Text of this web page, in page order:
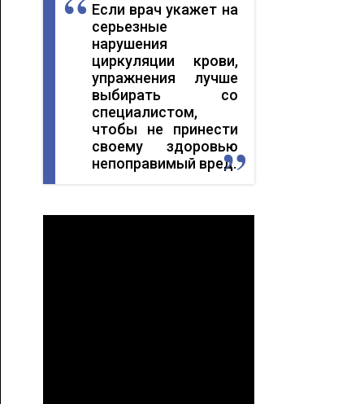
Если врач укажет на
серьезные
нарушения
циркуляции крови,
упражнения лучше
выбирать со
специалистом,
чтобы не принести
своему здоровью
непоправимый вред.